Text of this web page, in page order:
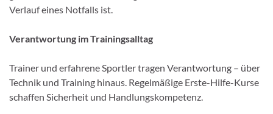
Verlauf eines Notfalls ist.
Verantwortung im Trainingsalltag
Trainer und erfahrene Sportler tragen Verantwortung – über
Technik und Training hinaus. Regelmäßige Erste-Hilfe-Kurse
schaffen Sicherheit und Handlungskompetenz.